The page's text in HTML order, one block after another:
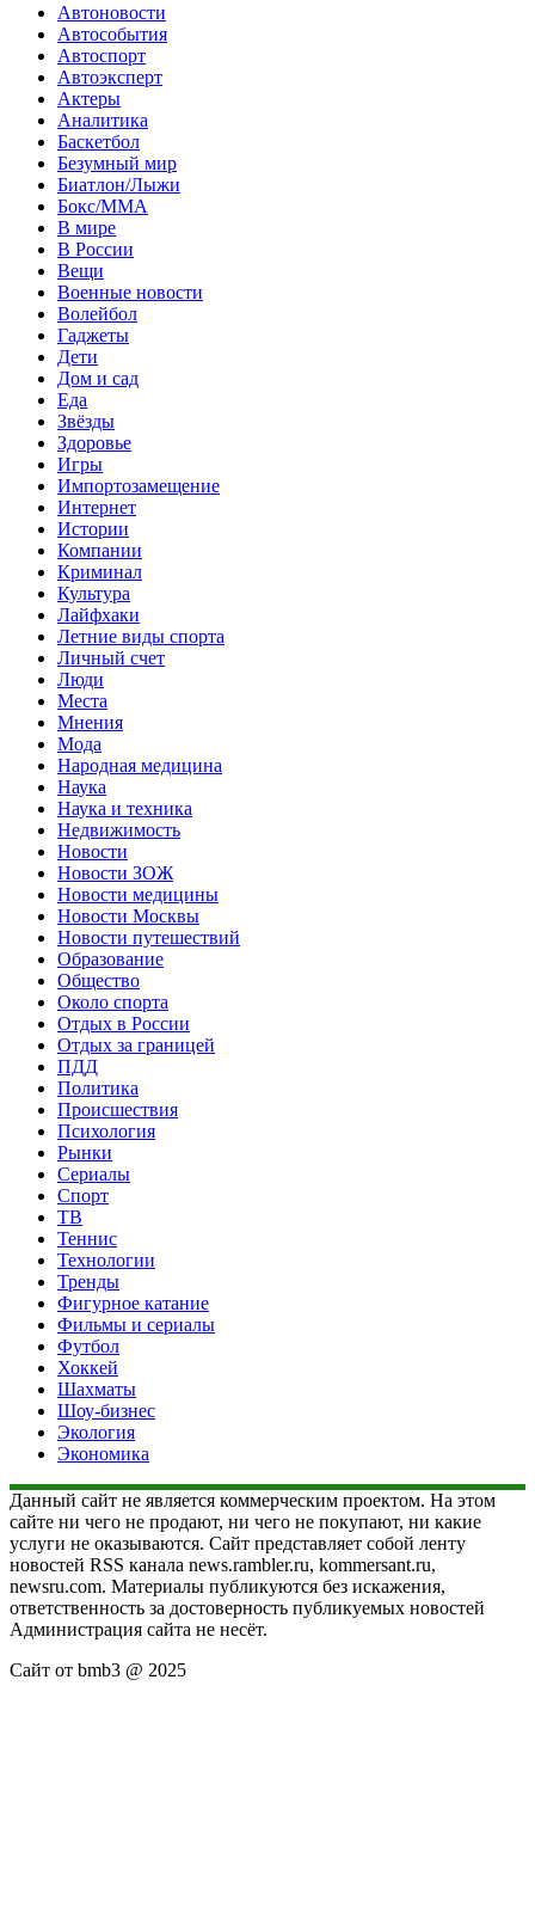
Автоновости
Автособытия
Автоспорт
Автоэксперт
Актеры
Аналитика
Баскетбол
Безумный мир
Биатлон/Лыжи
Бокс/MMA
В мире
В России
Вещи
Военные новости
Волейбол
Гаджеты
Дети
Дом и сад
Еда
Звёзды
Здоровье
Игры
Импортозамещение
Интернет
Истории
Компании
Криминал
Культура
Лайфхаки
Летние виды спорта
Личный счет
Люди
Места
Мнения
Мода
Народная медицина
Наука
Наука и техника
Недвижимость
Новости
Новости ЗОЖ
Новости медицины
Новости Москвы
Новости путешествий
Образование
Общество
Около спорта
Отдых в России
Отдых за границей
ПДД
Политика
Происшествия
Психология
Рынки
Сериалы
Спорт
ТВ
Теннис
Технологии
Тренды
Фигурное катание
Фильмы и сериалы
Футбол
Хоккей
Шахматы
Шоу-бизнес
Экология
Экономика
Данный сайт не является коммерческим проектом. На этом
сайте ни чего не продают, ни чего не покупают, ни какие
услуги не оказываются. Сайт представляет собой ленту
новостей RSS канала news.rambler.ru, kommersant.ru,
newsru.com. Материалы публикуются без искажения,
ответственность за достоверность публикуемых новостей
Администрация сайта не несёт.
Сайт от bmb3 @ 2025